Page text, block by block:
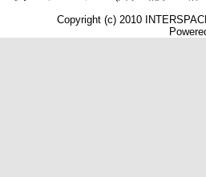
Copyright (c) 2010